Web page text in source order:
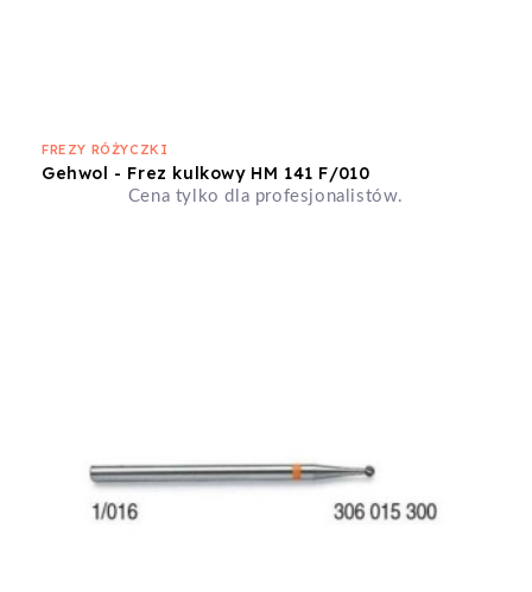
FREZY RÓŻYCZKI
Gehwol - Frez kulkowy HM 141 F/010
Cena tylko dla profesjonalistów.